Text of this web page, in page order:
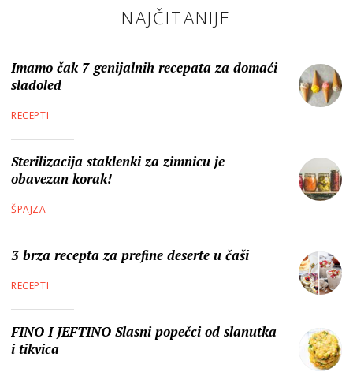
NAJČITANIJE
Imamo čak 7 genijalnih recepata za domaći
sladoled
RECEPTI
Sterilizacija staklenki za zimnicu je
obavezan korak!
ŠPAJZA
3 brza recepta za prefine deserte u čaši
RECEPTI
FINO I JEFTINO Slasni popečci od slanutka
i tikvica